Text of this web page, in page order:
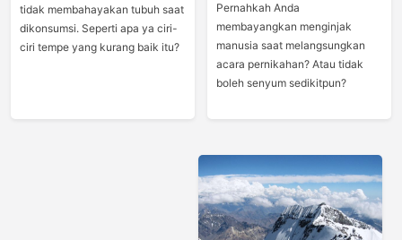
tidak membahayakan tubuh saat
dikonsumsi. Seperti apa ya ciri-
ciri tempe yang kurang baik itu?
Pernahkah Anda
membayangkan menginjak
manusia saat melangsungkan
acara pernikahan? Atau tidak
boleh senyum sedikitpun?